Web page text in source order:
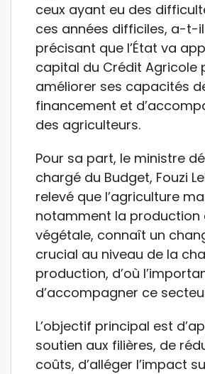
ceux ayant eu des
ces années difficiles, a-t-
précisant que l’État va
capital du Crédit Agricole
améliorer ses capacités
financement et
des agriculteurs.
Pour sa part, le ministre
chargé du Budget, Fouzi
relevé que l’agriculture
notamment la production
végétale, connaît un
crucial au niveau de la
production, d’où
d’accompagner ce
L’objectif principal est
soutien aux filières, de
coûts, d’alléger l’impact